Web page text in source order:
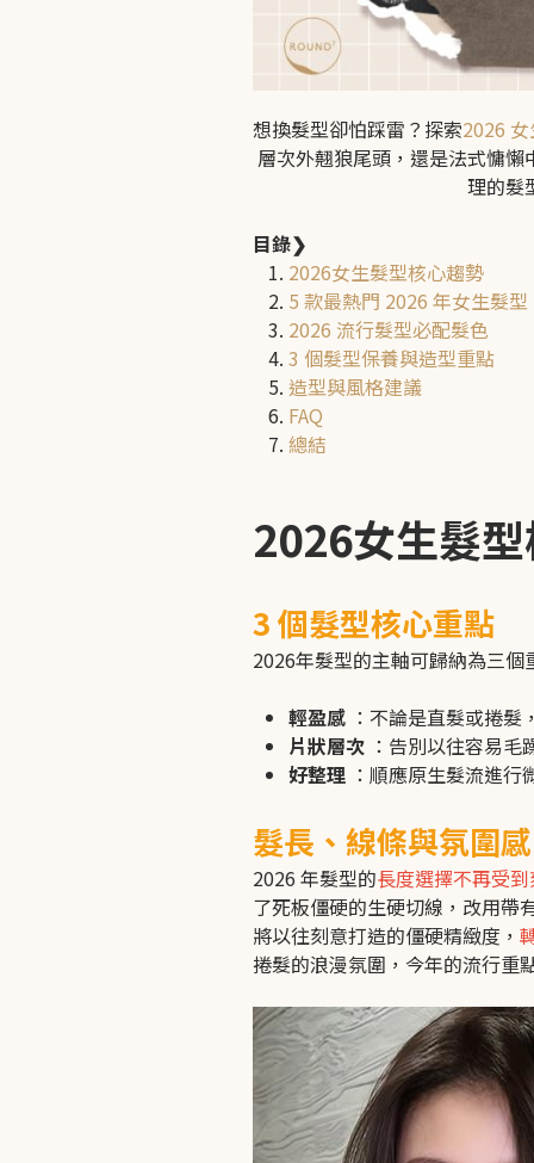
想換髮型卻怕踩雷？探索2026
層次外翹狼尾頭，還是法式慵
理的髮
目錄❯
2026女生髮型核心趨勢
5 款最熱門 2026 年女生髮型
2026 流行髮型必配髮色
3 個髮型保養與造型重點
造型與風格建議
FAQ
總結
2026女生髮
3 個髮型核心重點
2026年髮型的主軸可歸納為三個
輕盈感 ：不論是直髮或捲
片狀層次 ：告別以往容易
好整理 ：順應原生髮流進
髮長、線條與氛圍
2026 年髮型的長度選擇不再受
了死板僵硬的生硬切線，改用帶
將以往刻意打造的僵硬精緻度，
捲髮的浪漫氛圍，今年的流行重
立即預約